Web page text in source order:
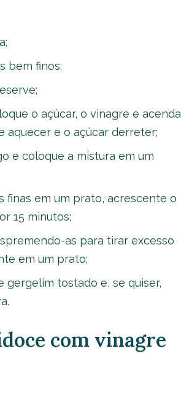
bem finos;
o açúcar, o vinagre e acenda
aquecer e o açúcar derreter;
e coloque a mistura em um
finas em um prato, acrescente o
15 minutos;
as para tirar excesso
em um prato;
gergelim tostado e, se quiser,
com vinagre